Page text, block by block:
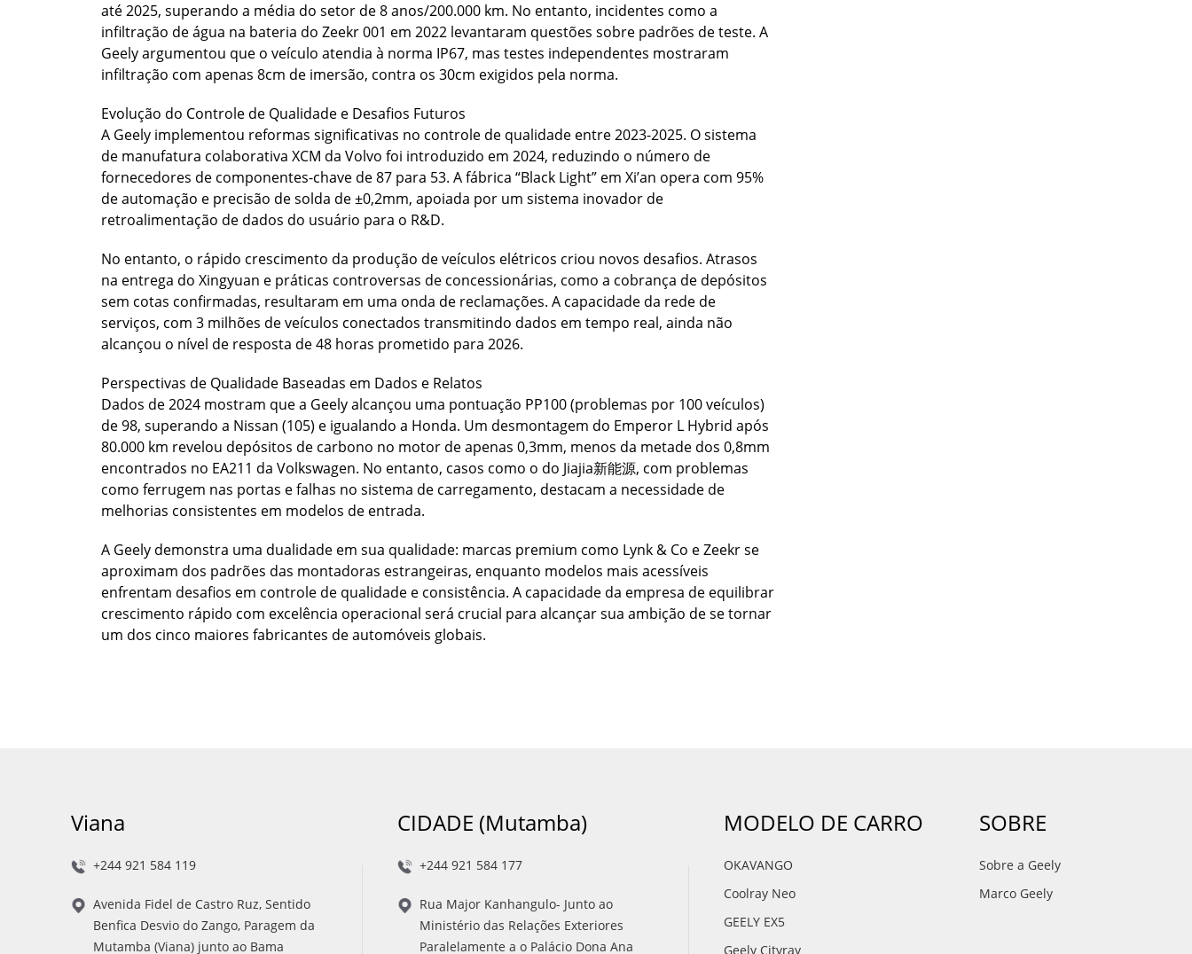
até 2025, superando a média do setor de 8 anos/200.000 km. No entanto, incidentes como a
infiltração de água na bateria do Zeekr 001 em 2022 levantaram questões sobre padrões de teste. A
Geely argumentou que o veículo atendia à norma IP67, mas testes independentes mostraram
infiltração com apenas 8cm de imersão, contra os 30cm exigidos pela norma.
Evolução do Controle de Qualidade e Desafios Futuros
A Geely implementou reformas significativas no controle de qualidade entre 2023-2025. O sistema
de manufatura colaborativa XCM da Volvo foi introduzido em 2024, reduzindo o número de
fornecedores de componentes-chave de 87 para 53. A fábrica “Black Light” em Xi’an opera com 95%
de automação e precisão de solda de ±0,2mm, apoiada por um sistema inovador de
retroalimentação de dados do usuário para o R&D.
No entanto, o rápido crescimento da produção de veículos elétricos criou novos desafios. Atrasos
na entrega do Xingyuan e práticas controversas de concessionárias, como a cobrança de depósitos
sem cotas confirmadas, resultaram em uma onda de reclamações. A capacidade da rede de
serviços, com 3 milhões de veículos conectados transmitindo dados em tempo real, ainda não
alcançou o nível de resposta de 48 horas prometido para 2026.
Perspectivas de Qualidade Baseadas em Dados e Relatos
Dados de 2024 mostram que a Geely alcançou uma pontuação PP100 (problemas por 100 veículos)
de 98, superando a Nissan (105) e igualando a Honda. Um desmontagem do Emperor L Hybrid após
80.000 km revelou depósitos de carbono no motor de apenas 0,3mm, menos da metade dos 0,8mm
encontrados no EA211 da Volkswagen. No entanto, casos como o do Jiajia新能源, com problemas
como ferrugem nas portas e falhas no sistema de carregamento, destacam a necessidade de
melhorias consistentes em modelos de entrada.
A Geely demonstra uma dualidade em sua qualidade: marcas premium como Lynk & Co e Zeekr se
aproximam dos padrões das montadoras estrangeiras, enquanto modelos mais acessíveis
enfrentam desafios em controle de qualidade e consistência. A capacidade da empresa de equilibrar
crescimento rápido com excelência operacional será crucial para alcançar sua ambição de se tornar
um dos cinco maiores fabricantes de automóveis globais.
Viana
+244 921 584 119
Avenida Fidel de Castro Ruz, Sentido
Benfica Desvio do Zango, Paragem da
Mutamba (Viana) junto ao Bama
CIDADE (Mutamba)
+244 921 584 177
Rua Major Kanhangulo- Junto ao
Ministério das Relações Exteriores
Paralelamente a o Palácio Dona Ana
MODELO DE CARRO
OKAVANGO
Coolray Neo
GEELY EX5
Geely Cityray
SOBRE
Sobre a Geely
Marco Geely